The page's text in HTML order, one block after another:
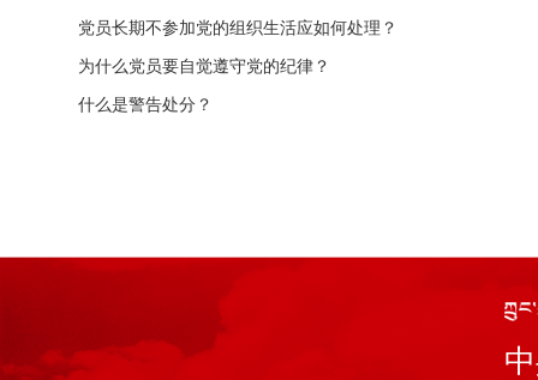
党员长期不参加党的组织生活应如何处理？
为什么党员要自觉遵守党的纪律？
什么是警告处分？